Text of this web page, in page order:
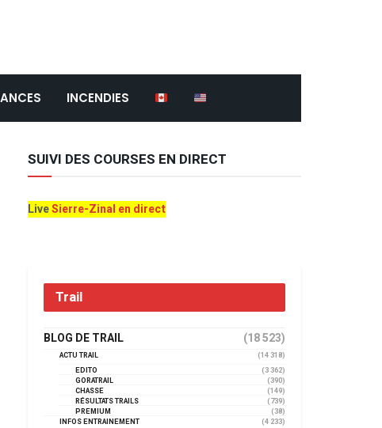
INCENDIES
SUIVI DES COURSES EN DIRECT
LiveSierre-Zinal en direct
Trail
BLOG DE TRAIL (18 523)
ACTU TRAIL
(14 318)
EDITO
(3 362)
GORATRAIL
(390)
CHASSE
(149)
RÉSULTATS TRAILS
(739)
PREMIUM
(38)
INFOS ENTRAINEMENT
(4 233)